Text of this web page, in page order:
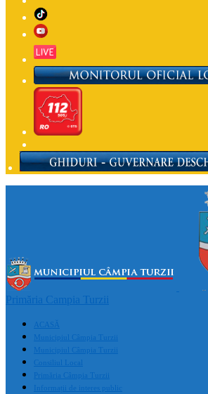
Primăria Campia Turzii
ACASĂ
Municipiul Câmpia Turzii
Municipiul Câmpia Turzii
Consiliul Local
Primăria Câmpia Turzii
Informații de interes public